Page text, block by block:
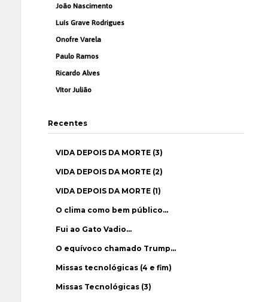
João Nascimento
Luís Grave Rodrigues
Onofre Varela
Paulo Ramos
Ricardo Alves
Vítor Julião
Recentes
VIDA DEPOIS DA MORTE (3)
VIDA DEPOIS DA MORTE (2)
VIDA DEPOIS DA MORTE (1)
O clima como bem público…
Fui ao Gato Vadio…
O equívoco chamado Trump…
Missas tecnológicas (4 e fim)
Missas Tecnológicas (3)